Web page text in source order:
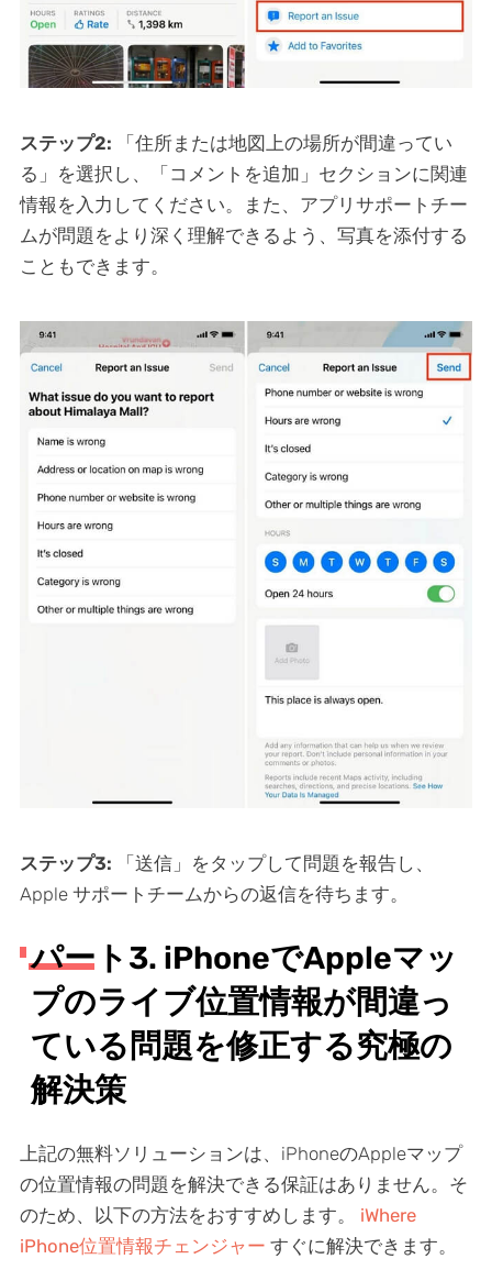
ステップ2:
「住所または地図上の場所が間違ってい
る」を選択し、「コメントを追加」セクションに関連
情報を入力してください。また、アプリサポートチー
ムが問題をより深く理解できるよう、写真を添付する
こともできます。
ステップ3:
「送信」をタップして問題を報告し、
Apple サポートチームからの返信を待ちます。
パート3. iPhoneでAppleマッ
プのライブ位置情報が間違っ
ている問題を修正する究極の
解決策
上記の無料ソリューションは、iPhoneのAppleマップ
の位置情報の問題を解決できる保証はありません。そ
のため、以下の方法をおすすめします。 iWhere
iPhone位置情報チェンジャー すぐに解決できます。